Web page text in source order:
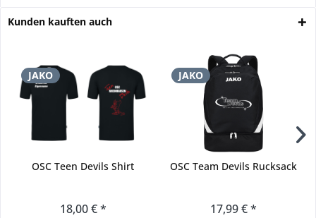
Kunden kauften auch
JAKO
OSC Teen Devils Shirt
18,00 € *
JAKO
OSC Team Devils Rucksack
17,99 € *